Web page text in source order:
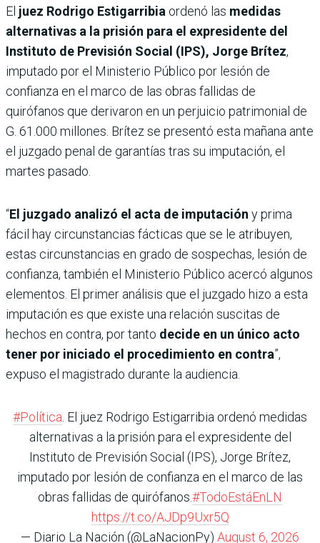
El juez Rodrigo Estigarribia ordenó las medidas
alternativas a la prisión para el expresidente del
Instituto de Previsión Social (IPS), Jorge Brítez,
imputado por el Ministerio Público por lesión de
confianza en el marco de las obras fallidas de
quirófanos que derivaron en un perjuicio patrimonial de
G. 61.000 millones. Brítez se presentó esta mañana ante
el juzgado penal de garantías tras su imputación, el
martes pasado.
“El juzgado analizó el acta de imputación y prima
fácil hay circunstancias fácticas que se le atribuyen,
estas circunstancias en grado de sospechas, lesión de
confianza, también el Ministerio Público acercó algunos
elementos. El primer análisis que el juzgado hizo a esta
imputación es que existe una relación suscitas de
hechos en contra, por tanto decide en un único acto
tener por iniciado el procedimiento en contra”,
expuso el magistrado durante la audiencia.
#Política. El juez Rodrigo Estigarribia ordenó medidas
alternativas a la prisión para el expresidente del
Instituto de Previsión Social (IPS), Jorge Brítez,
imputado por lesión de confianza en el marco de las
obras fallidas de quirófanos.#TodoEstáEnLN
https://t.co/AJDp9Uxr5Q
— Diario La Nación (@LaNacionPy) August 6, 2026